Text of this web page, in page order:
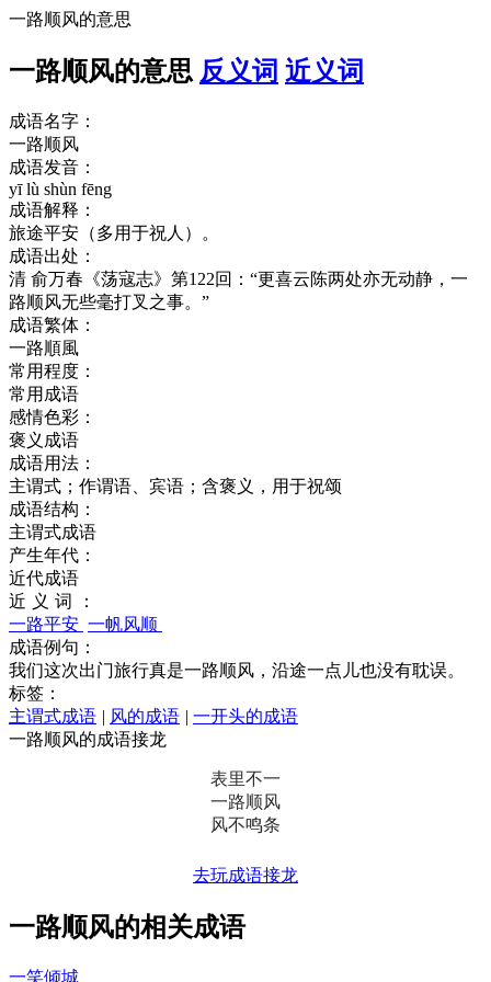
一路顺风的意思
一路顺风的意思 反义词 近义词
成语名字：
一路顺风
成语发音：
yī lù shùn fēng
成语解释：
旅途平安（多用于祝人）。
成语出处：
清 俞万春《荡寇志》第122回：“更喜云陈两处亦无动静，一
路顺风无些毫打叉之事。”
成语繁体：
一路順風
常用程度：
常用成语
感情色彩：
褒义成语
成语用法：
主谓式；作谓语、宾语；含褒义，用于祝颂
成语结构：
主谓式成语
产生年代：
近代成语
近义词：
一路平安 一帆风顺
成语例句：
我们这次出门旅行真是一路顺风，沿途一点儿也没有耽误。
标签：
主谓式成语 | 风的成语 | 一开头的成语
一路顺风的成语接龙
表里不一
一路顺风
风不鸣条
去玩成语接龙
一路顺风的相关成语
一笑倾城